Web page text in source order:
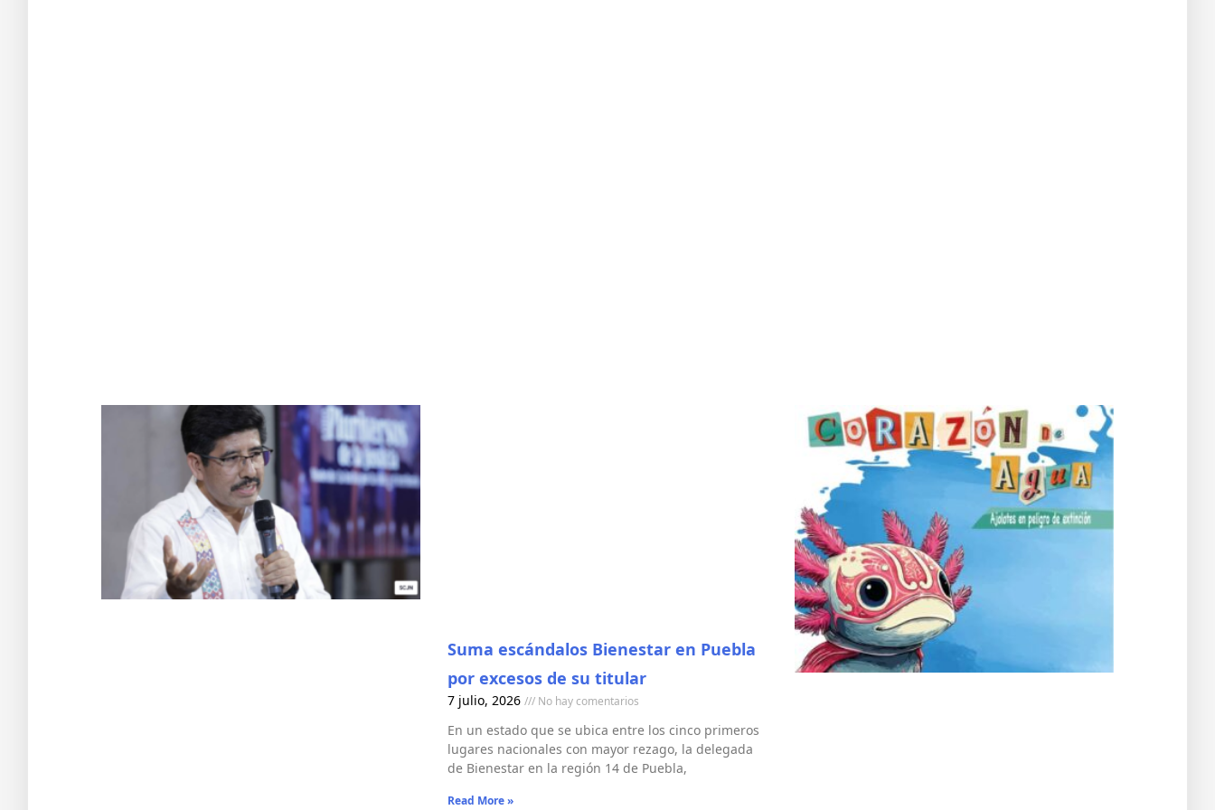
Suma escándalos Bienestar en Puebla
por excesos de su titular
7 julio, 2026 No hay comentarios
En un estado que se ubica entre los cinco primeros
lugares nacionales con mayor rezago, la delegada
de Bienestar en la región 14 de Puebla,
Read More »